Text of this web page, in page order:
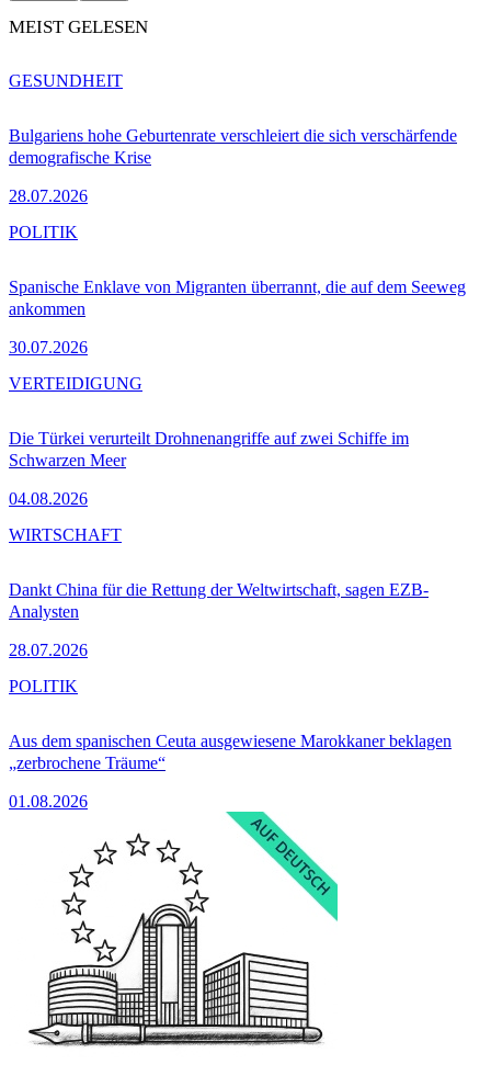
MEIST GELESEN
Bulgariens hohe Geburtenrate verschleiert die sich verschärfende
demografische Krise
28.07.2026
GESUNDHEIT
Spanische Enklave von Migranten überrannt, die auf dem Seeweg
ankommen
30.07.2026
POLITIK
Die Türkei verurteilt Drohnenangriffe auf zwei Schiffe im
Schwarzen Meer
04.08.2026
VERTEIDIGUNG
Dankt China für die Rettung der Weltwirtschaft, sagen EZB-
Analysten
28.07.2026
WIRTSCHAFT
Aus dem spanischen Ceuta ausgewiesene Marokkaner beklagen
„zerbrochene Träume“
01.08.2026
POLITIK